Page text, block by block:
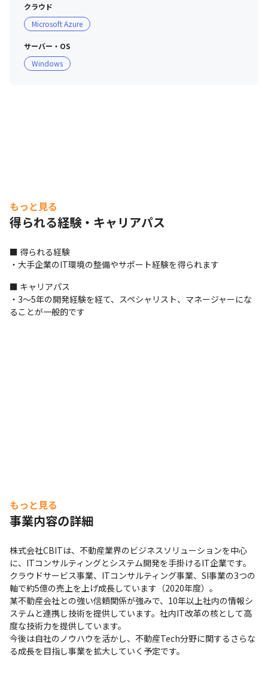
社員同士の交流の機会も多いです。
クラウド
Microsoft Azure
サーバー・OS
Windows
もっと見る
得られる経験・キャリアパス
■ 得られる経験
・大手企業のIT環境の整備やサポート経験を得られます
■ キャリアパス
・3～5年の開発経験を経て、スペシャリスト、マネージャーにな
ることが一般的です
もっと見る
事業内容の詳細
株式会社CBITは、不動産業界のビジネスソリューションを中心
に、ITコンサルティングとシステム開発を手掛けるIT企業です。
クラウドサービス事業、ITコンサルティング事業、SI事業の3つの
軸で約5億の売上を上げ成長しています（2020年度）。
某不動産会社との強い信頼関係が強みで、10年以上社内の情報シ
ステムと連携し技術を提供しています。社内IT改革の核として高
度な技術力を提供しています。
今後は自社のノウハウを活かし、不動産Tech分野に関するさらな
る成長を目指し事業を拡大していく予定です。